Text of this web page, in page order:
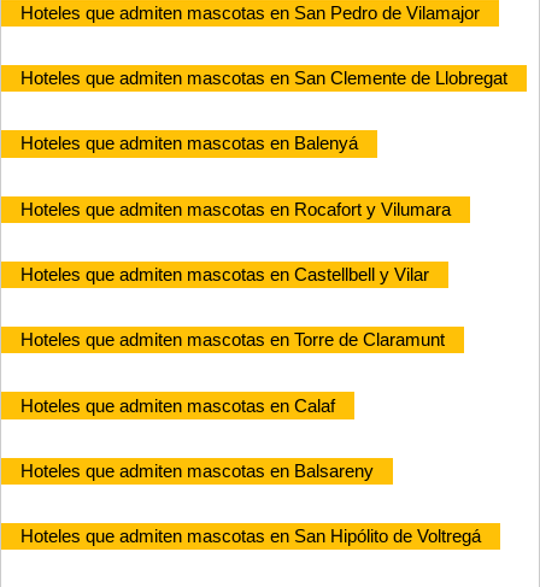
Hoteles que admiten mascotas en San Pedro de Vilamajor
Hoteles que admiten mascotas en San Clemente de Llobregat
Hoteles que admiten mascotas en Balenyá
Hoteles que admiten mascotas en Rocafort y Vilumara
Hoteles que admiten mascotas en Castellbell y Vilar
Hoteles que admiten mascotas en Torre de Claramunt
Hoteles que admiten mascotas en Calaf
Hoteles que admiten mascotas en Balsareny
Hoteles que admiten mascotas en San Hipólito de Voltregá